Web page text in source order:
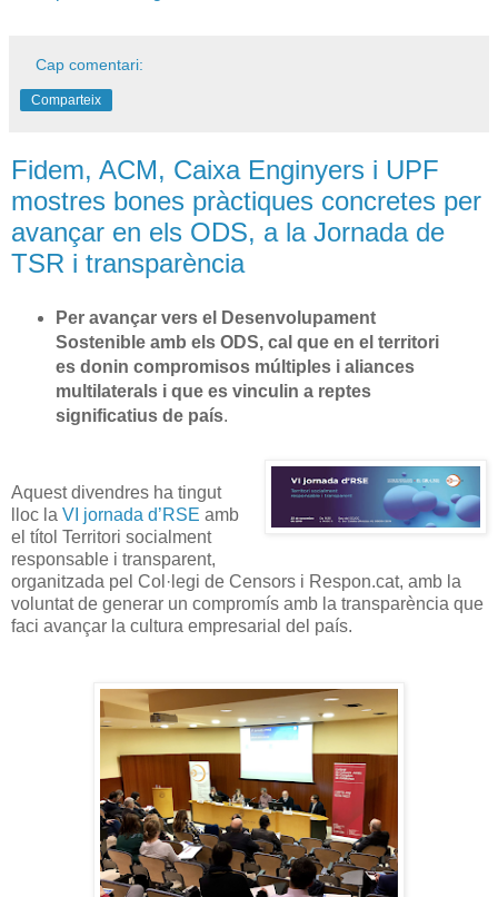
Cap comentari:
Comparteix
Fidem, ACM, Caixa Enginyers i UPF
mostres bones pràctiques concretes per
avançar en els ODS, a la Jornada de
TSR i transparència
Per avançar vers el Desenvolupament
Sostenible amb els ODS, cal que en el territori
es donin compromisos múltiples i aliances
multilaterals i que es vinculin a reptes
significatius de país.
Aquest divendres ha tingut
lloc la VI jornada d’RSE amb
el títol Territori socialment
responsable i transparent,
organitzada pel Col·legi de Censors i Respon.cat, amb la
voluntat de generar un compromís amb la transparència que
faci avançar la cultura empresarial del país.